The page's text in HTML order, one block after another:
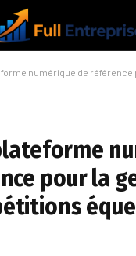
numérique de référence pour la gestion
pour la